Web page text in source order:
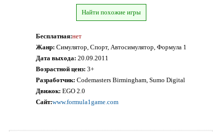
Найти похожие игры
Бесплатная:нет
Жанр: Симулятор, Спорт, Автосимулятор, Формула 1
Дата выхода: 20.09.2011
Возрастной ценз: 3+
Разработчик: Codemasters Birmingham, Sumo Digital
Движок: EGO 2.0
Сайт:www.formula1game.com